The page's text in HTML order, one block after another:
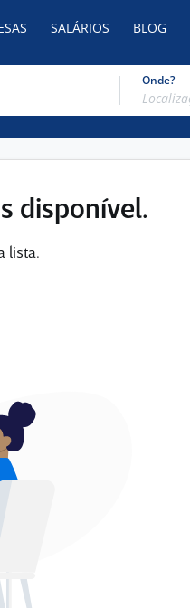
SALÁRIOS BLOG
Onde?
disponível.
lista.